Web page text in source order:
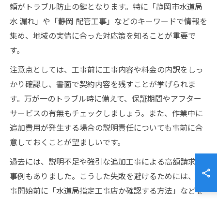
頼がトラブル防止の鍵となります。特に「静岡市水道局
水 漏れ」や「静岡 配管工事」などのキーワードで情報を
集め、地域の実情に合った対応策を知ることが重要で
す。
注意点としては、工事前に工事内容や料金の内訳をしっ
かり確認し、書面で契約内容を残すことが挙げられま
す。万が一のトラブル時に備えて、保証期間やアフター
サービスの有無もチェックしましょう。また、作業中に
追加費用が発生する場合の説明責任についても事前に合
意しておくことが望ましいです。
過去には、説明不足や強引な追加工事による高額請求の
事例もありました。こうした失敗を避けるためには、工
事開始前に「水道局指定工事店か確認する方法」などを